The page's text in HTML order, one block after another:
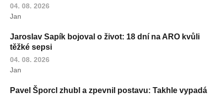
04. 08. 2026
Jan
Jaroslav Sapík bojoval o život: 18 dní na ARO kvůli
těžké sepsi
04. 08. 2026
Jan
Pavel Šporcl zhubl a zpevnil postavu: Takhle vypadá